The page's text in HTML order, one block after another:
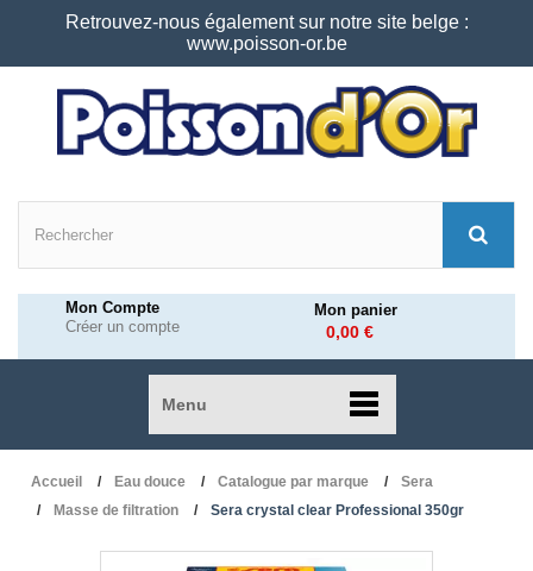
Retrouvez-nous également sur notre site belge :
www.poisson-or.be
Mon Compte
Créer un compte
Mon panier
0,00 €
Menu
Accueil Eau douce Catalogue par marque
Sera
Masse de filtration
Sera crystal clear Professional 350gr